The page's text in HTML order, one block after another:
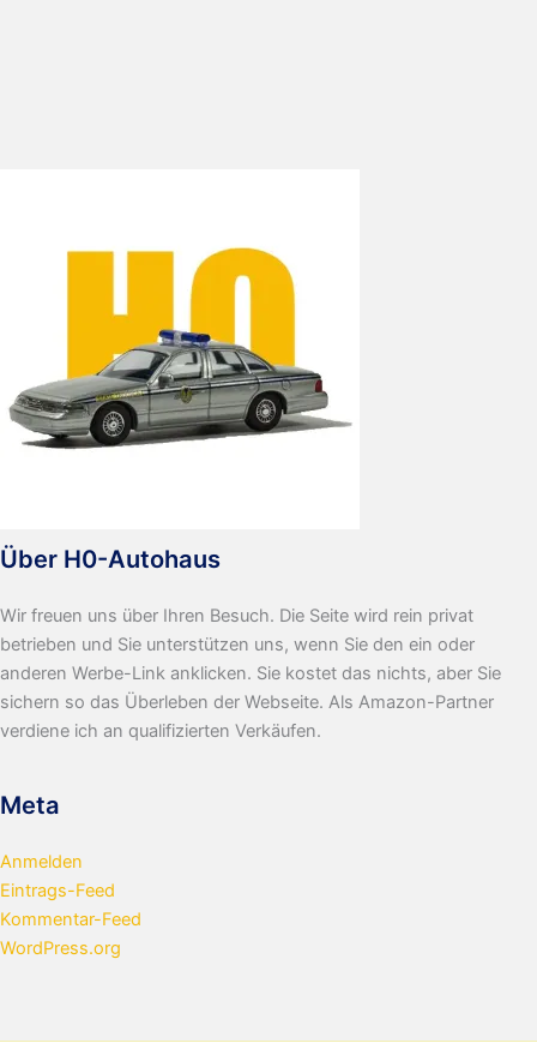
Über H0-Autohaus
Wir freuen uns über Ihren Besuch. Die Seite wird rein privat
betrieben und Sie unterstützen uns, wenn Sie den ein oder
anderen Werbe-Link anklicken. Sie kostet das nichts, aber Sie
sichern so das Überleben der Webseite. Als Amazon-Partner
verdiene ich an qualifizierten Verkäufen.
Meta
Anmelden
Eintrags-Feed
Kommentar-Feed
WordPress.org